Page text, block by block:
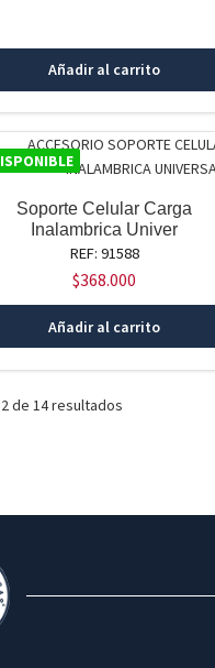
Añadir al carrito
Soporte Celular Carga
Inalambrica Univer
REF: 91588
$368.000
Añadir al carrito
de 14 resultados